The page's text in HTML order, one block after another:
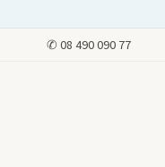
✆ 08 490 090 77